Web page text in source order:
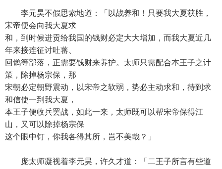
李元昊不假思索地道：「以战养和！只要我大夏获胜，
宋帝便会向我大夏求
和，到时候进贡给我国的钱财必定大大增加，而我大夏近几
年来接连征讨吐蕃、
回鹘等部落，正需要钱财来养护。太师只需配合本王子之计
策，除掉杨宗保，那
宋朝必定朝野震动，以宋帝之软弱，势必主动求和，待到求
和信使一到我大夏，
本王子便收兵罢战，如此一来，太师既可以帮宋帝保得江
山，又可以除掉杨宗保
这个眼中钉，你我各得其所，岂不美哉？」
庞太师凝视着李元昊，许久才道：「二王子所言有些道